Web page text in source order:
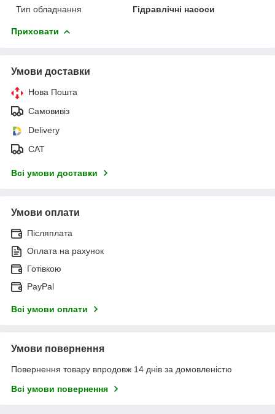
Тип обладнання
Гідравлічні насоси
Приховати
Умови доставки
Нова Пошта
Самовивіз
Delivery
САТ
Всі умови доставки
Умови оплати
Післяплата
Оплата на рахунок
Готівкою
PayPal
Всі умови оплати
Умови повернення
Повернення товару впродовж 14 днів за домовленістю
Всі умови повернення